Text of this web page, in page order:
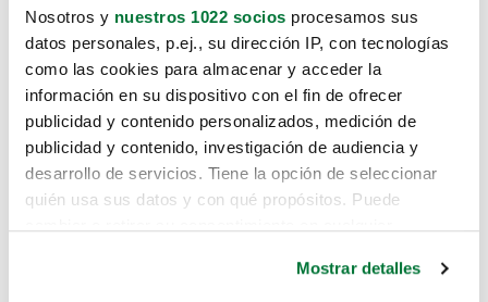
Nosotros y nuestros 1022 socios procesamos sus
datos personales, p.ej., su dirección IP, con tecnologías
como las cookies para almacenar y acceder la
información en su dispositivo con el fin de ofrecer
publicidad y contenido personalizados, medición de
publicidad y contenido, investigación de audiencia y
desarrollo de servicios. Tiene la opción de seleccionar
quién usa sus datos y con qué propósitos. Puede
Mostrar detalles
Lo sentimos, no sabemos como
te hemos traido hasta aquí.
Pero puedes encontrar el coche que estás
buscando en alguno de estos enlaces: